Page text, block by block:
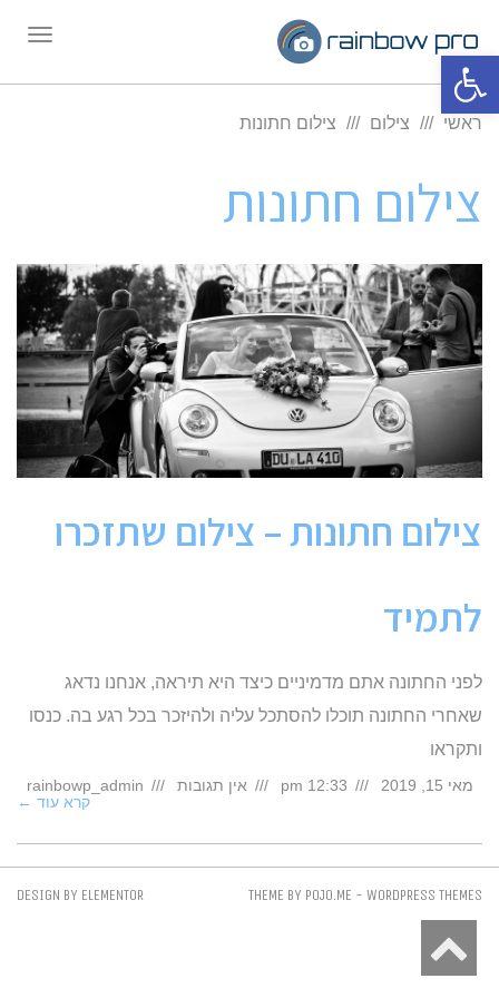
פתח סרגל נגישות
ראשי צילום צילום חתונות
צילום חתונות
צילום חתונות – צילום שתזכרו
לתמיד
לפני החתונה אתם מדמיניים כיצד היא תיראה, אנחנו נדאג
שאחרי החתונה תוכלו להסתכל עליה ולהיזכר בכל רגע בה. כנסו
ותקראו
מאי 15, 2019 12:33 pm אין תגובות
rainbowp_admin
קרא עוד ←
THEME BY POJO.ME - WORDPRESS THEMES
DESIGN BY ELEMENTOR
לראש